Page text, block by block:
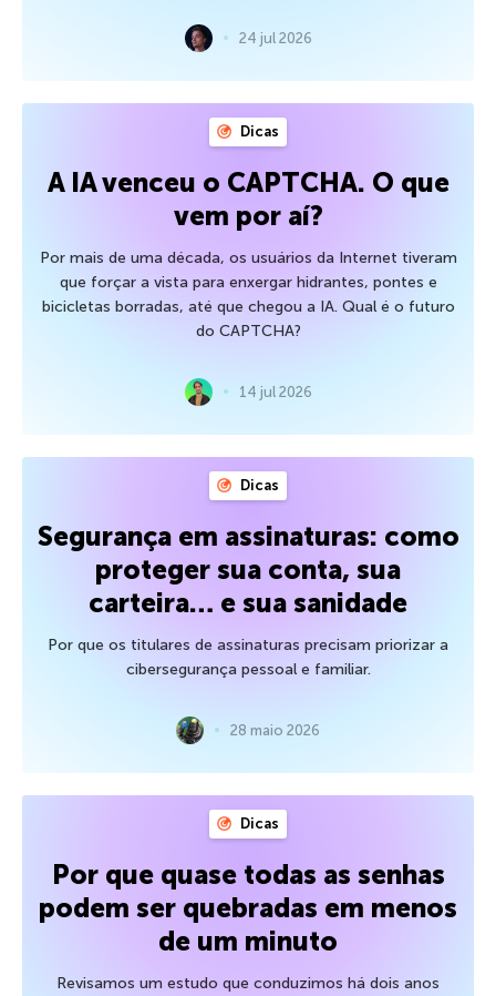
24 jul 2026
Dicas
A IA venceu o CAPTCHA. O que
vem por aí?
Por mais de uma década, os usuários da Internet tiveram
que forçar a vista para enxergar hidrantes, pontes e
bicicletas borradas, até que chegou a IA. Qual é o futuro
do CAPTCHA?
14 jul 2026
Dicas
Segurança em assinaturas: como
proteger sua conta, sua
carteira… e sua sanidade
Por que os titulares de assinaturas precisam priorizar a
cibersegurança pessoal e familiar.
28 maio 2026
Dicas
Por que quase todas as senhas
podem ser quebradas em menos
de um minuto
Revisamos um estudo que conduzimos há dois anos